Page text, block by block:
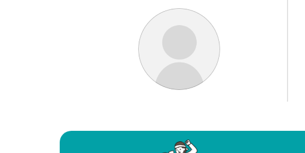
国際協力
災害
北海道・東北
関東
新潟
中国